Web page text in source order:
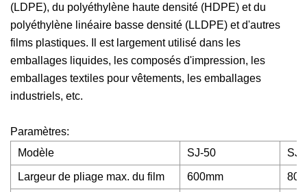
(LDPE), du polyéthylène haute densité (HDPE) et du
polyéthylène linéaire basse densité (LLDPE) et d'autres
films plastiques. Il est largement utilisé dans les
emballages liquides, les composés d'impression, les
emballages textiles pour vêtements, les emballages
industriels, etc.
Paramètres:
Modèle
SJ-50 SJ-
Largeur de pliage max. du film 600mm